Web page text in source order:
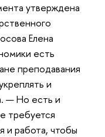
утверждена
Елена
есть
преподавания
и
— Но есть и
требуется
и работа, чтобы